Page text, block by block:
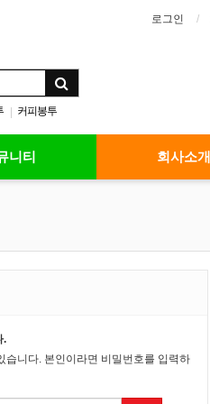
로그인
| 커피봉투
니티 회사소개
.
습니다. 본인이라면 비밀번호를 입력하